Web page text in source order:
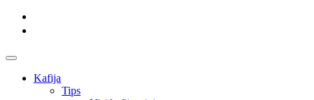
Kafija
Tips